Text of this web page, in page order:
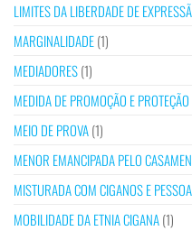
LIMITES DA LIBERDADE DE
MARGINALIDADE(1)
MEDIADORES(1)
MEDIDA DE PROMOÇÃO E PROTEÇÃO
MEIO DE PROVA(1)
MENOR EMANCIPADA PELO
MISTURADA COM CIGANOS E
MOBILIDADE DA ETNIA CIGANA(1)